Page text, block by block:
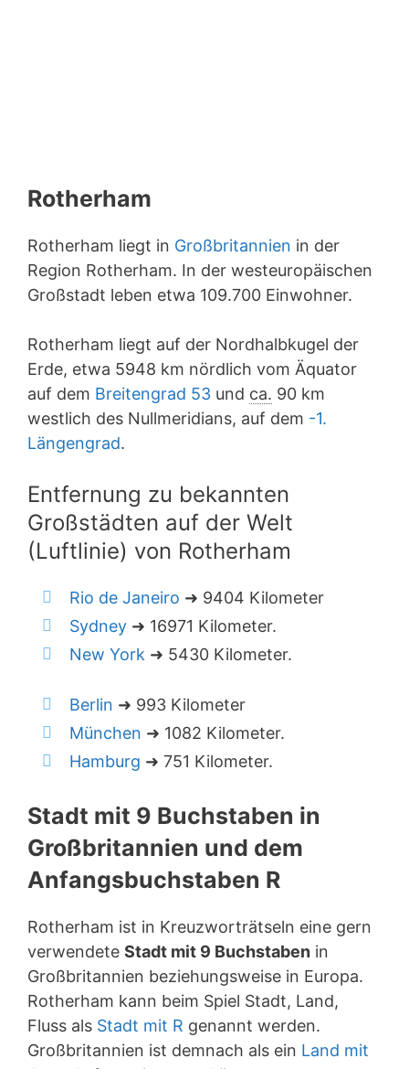
Rotherham
Rotherham liegt in Großbritannien in der
Region Rotherham. In der westeuropäischen
Großstadt leben etwa 109.700 Einwohner.
Rotherham liegt auf der Nordhalbkugel der
Erde, etwa 5948 km nördlich vom Äquator
auf dem Breitengrad 53 und ca. 90 km
westlich des Nullmeridians, auf dem -1.
Längengrad.
Entfernung zu bekannten
Großstädten auf der Welt
(Luftlinie) von Rotherham
Rio de Janeiro ➜ 9404 Kilometer
Sydney ➜ 16971 Kilometer.
New York ➜ 5430 Kilometer.
Berlin ➜ 993 Kilometer
München ➜ 1082 Kilometer.
Hamburg ➜ 751 Kilometer.
Stadt mit 9 Buchstaben in
Großbritannien und dem
Anfangsbuchstaben R
Rotherham ist in Kreuzworträtseln eine gern
verwendete Stadt mit 9 Buchstaben in
Großbritannien beziehungsweise in Europa.
Rotherham kann beim Spiel Stadt, Land,
Fluss als Stadt mit R genannt werden.
Großbritannien ist demnach als ein Land mit